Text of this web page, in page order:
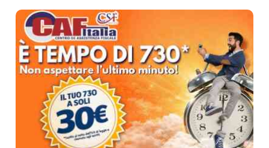
La Pressa